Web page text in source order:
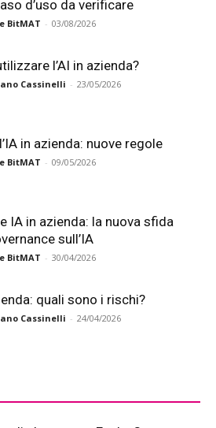
d’uso da verificare
BitMAT - 03/08/2026
l’AI in azienda?
Cassinelli - 23/05/2026
in azienda: nuove regole
BitMAT - 09/05/2026
IA in azienda: la nuova sfida
sull’IA
BitMAT - 30/04/2026
quali sono i rischi?
Cassinelli - 24/04/2026